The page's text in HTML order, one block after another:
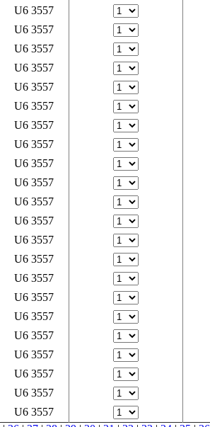
U6 3557
U6 3557
U6 3557
U6 3557
U6 3557
U6 3557
U6 3557
U6 3557
U6 3557
U6 3557
U6 3557
U6 3557
U6 3557
U6 3557
U6 3557
U6 3557
U6 3557
U6 3557
U6 3557
U6 3557
U6 3557
U6 3557